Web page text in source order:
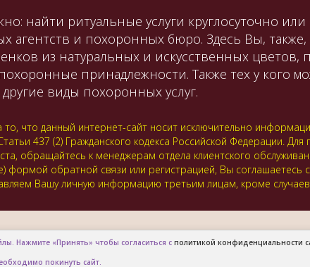
найти ритуальные услуги круглосуточно
агентств и похоронных бюро. Здесь Вы,
из натуральных и искусственных
принадлежности. Также тех у кого
виды похоронных услуг.
что данный интернет-сайт носит исключительно
437 (2) Гражданского кодекса Российской Федерации.
обращайтесь к менеджерам отдела клиентского
формой обратной связи или регистрацией, Вы
Вашу личную информацию третьим лицам, кроме
Нажмите «Принять» чтобы согласиться сполитикой конфиденциальности
покинуть сайт.